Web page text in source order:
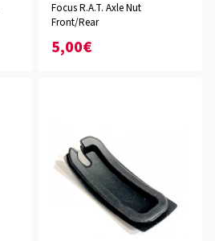
Focus R.A.T. Axle Nut
Front/Rear
5,00€